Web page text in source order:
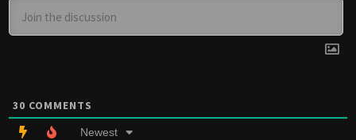
30 COMMENTS
Newest